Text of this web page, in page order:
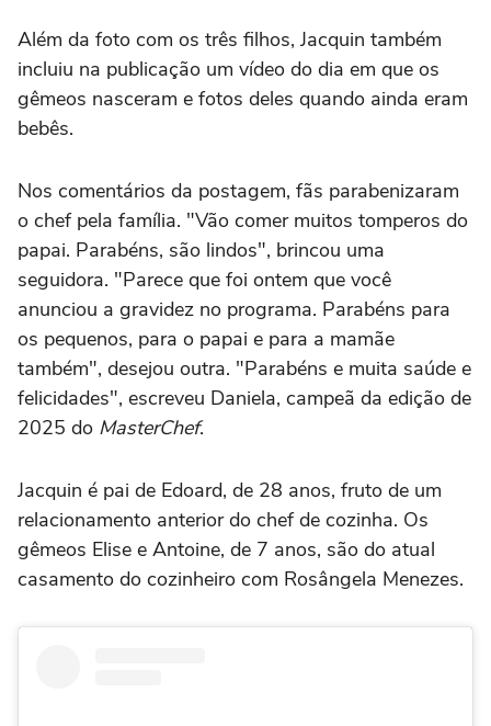
Além da foto com os três filhos, Jacquin também
incluiu na publicação um vídeo do dia em que os
gêmeos nasceram e fotos deles quando ainda eram
bebês.
Nos comentários da postagem, fãs parabenizaram
o chef pela família. "Vão comer muitos tomperos do
papai. Parabéns, são lindos", brincou uma
seguidora. "Parece que foi ontem que você
anunciou a gravidez no programa. Parabéns para
os pequenos, para o papai e para a mamãe
também", desejou outra. "Parabéns e muita saúde e
felicidades", escreveu Daniela, campeã da edição de
2025 do MasterChef.
Jacquin é pai de Edoard, de 28 anos, fruto de um
relacionamento anterior do chef de cozinha. Os
gêmeos Elise e Antoine, de 7 anos, são do atual
casamento do cozinheiro com Rosângela Menezes.